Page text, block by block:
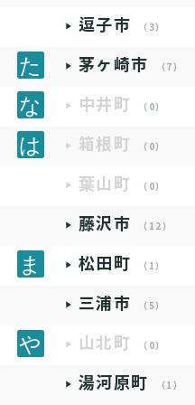
逗子市 （3）
茅ヶ崎市 （7）
中井町 （0）
箱根町 （0）
葉山町 （0）
藤沢市 （12）
松田町 （1）
三浦市 （5）
山北町 （0）
湯河原町 （1）